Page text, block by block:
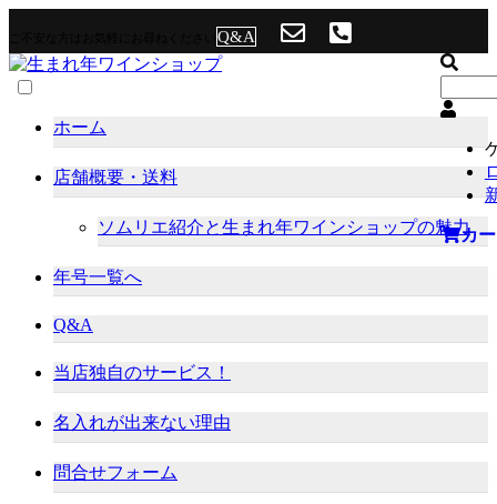
Q&A
カ
ホーム
店舗概要・送料
ソムリエ紹介と生まれ年ワインショップの魅力
年号一覧へ
Q&A
当店独自のサービス！
名入れが出来ない理由
問合せフォーム